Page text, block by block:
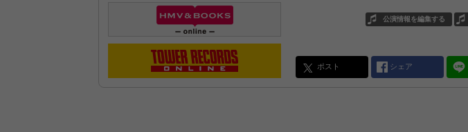
公演情報を編集する
ポスト シェア